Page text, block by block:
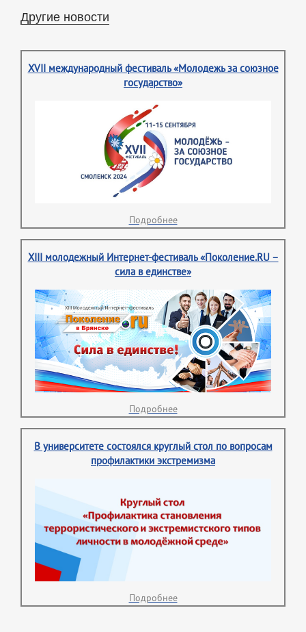
Другие новости
XVII международный фестиваль «Молодежь за союзное
государство»
Подробнее
XIII молодежный Интернет-фестиваль «Поколение.RU –
сила в единстве»
Подробнее
В университете состоялся круглый стол по вопросам
профилактики экстремизма
Подробнее